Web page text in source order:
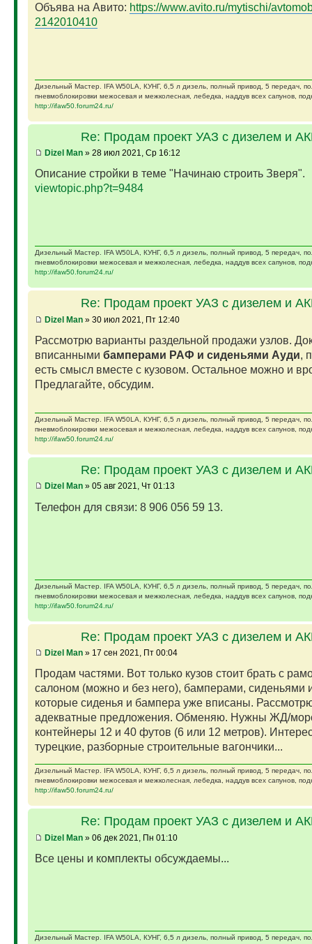
Объява на Авито: https://www.avito.ru/mytischi/
2142010410
Дизельный Мастер. IFA W50LA, КУНГ, 6,5 л дизель, полный привод, 5 передач,
пневмоблокировки межосевая и межколесная, лебедка, наддув всех сапунов,
http://ifaw50.forum24.ru/
Re: Продам проект УАЗ с дизелем и
Dizel Man» 28 июл 2021, Ср 16:12
Описание стройки в теме "Начинаю строить Зверя".
viewtopic.php?t=9484
Дизельный Мастер. IFA W50LA, КУНГ, 6,5 л дизель, полный привод, 5 передач,
пневмоблокировки межосевая и межколесная, лебедка, наддув всех сапунов,
http://ifaw50.forum24.ru/
Re: Продам проект УАЗ с дизелем и
Dizel Man» 30 июл 2021, Пт 12:40
Рассмотрю варианты раздельной продажи узлов.
вписанными бамперами РАФ и сиденьями Ауди,
есть смысл вместе с кузовом. Остальное можно и
Предлагайте, обсудим.
Дизельный Мастер. IFA W50LA, КУНГ, 6,5 л дизель, полный привод, 5 передач,
пневмоблокировки межосевая и межколесная, лебедка, наддув всех сапунов,
http://ifaw50.forum24.ru/
Re: Продам проект УАЗ с дизелем и
Dizel Man» 05 авг 2021, Чт 01:13
Телефон для связи: 8 906 056 59 13.
Дизельный Мастер. IFA W50LA, КУНГ, 6,5 л дизель, полный привод, 5 передач,
пневмоблокировки межосевая и межколесная, лебедка, наддув всех сапунов,
http://ifaw50.forum24.ru/
Re: Продам проект УАЗ с дизелем и
Dizel Man» 17 сен 2021, Пт 00:04
Продам частями. Вот только кузов стоит брать с
салоном (можно и без него), бамперами, сиденьями
которые сиденья и бампера уже вписаны.
адекватные предложения. Обменяю. Нужны ЖД/
контейнеры 12 и 40 футов (6 или 12 метров).
турецкие, разборные строительные вагончики...
Дизельный Мастер. IFA W50LA, КУНГ, 6,5 л дизель, полный привод, 5 передач,
пневмоблокировки межосевая и межколесная, лебедка, наддув всех сапунов,
http://ifaw50.forum24.ru/
Re: Продам проект УАЗ с дизелем и
Dizel Man» 06 дек 2021, Пн 01:10
Все цены и комплекты обсуждаемы...
Дизельный Мастер. IFA W50LA, КУНГ, 6,5 л дизель, полный привод, 5 передач,